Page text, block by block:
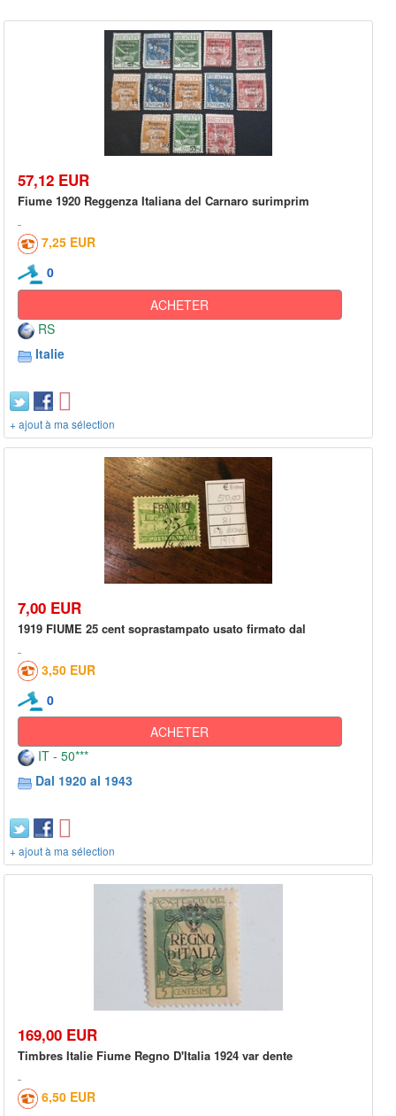
57,12 EUR
Fiume 1920 Reggenza Italiana del Carnaro surimprim
7,25 EUR
0
ACHETER
RS
Italie
+ ajout à ma sélection
7,00 EUR
1919 FIUME 25 cent soprastampato usato firmato dal
3,50 EUR
0
ACHETER
IT - 50***
Dal 1920 al 1943
+ ajout à ma sélection
169,00 EUR
Timbres Italie Fiume Regno D'Italia 1924 var dente
6,50 EUR